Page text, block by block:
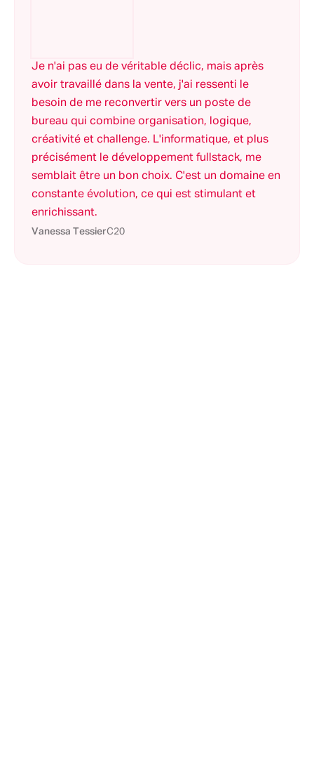
Je n'ai pas eu de véritable déclic, mais après
avoir travaillé dans la vente, j'ai ressenti le
besoin de me reconvertir vers un poste de
bureau qui combine organisation, logique,
créativité et challenge. L'informatique, et plus
précisément le développement fullstack, me
semblait être un bon choix. C'est un domaine en
constante évolution, ce qui est stimulant et
enrichissant.
Vanessa TessierC20